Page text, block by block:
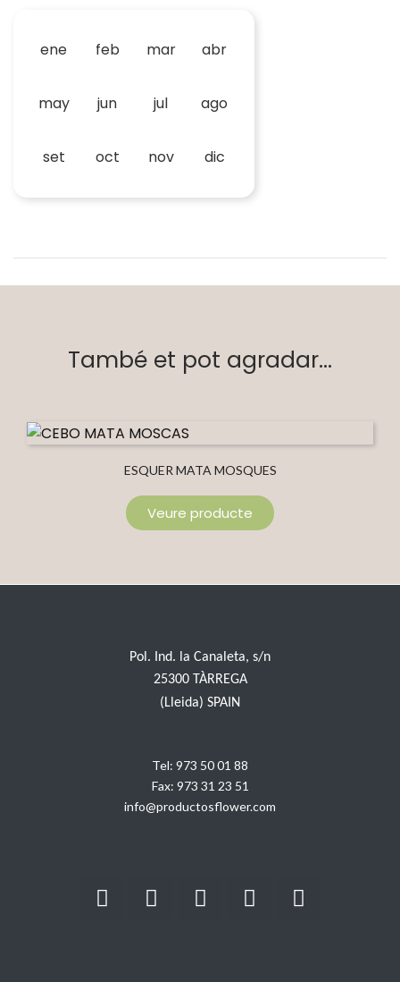
ene feb mar abr
may jun jul ago
set oct nov dic
També et pot agradar...
ESQUER MATA MOSQUES
Veure producte
Pol. Ind. la Canaleta, s/n
25300 TÀRREGA
(Lleida) SPAIN
Tel: 973 50 01 88
Fax: 973 31 23 51
info@productosflower.com